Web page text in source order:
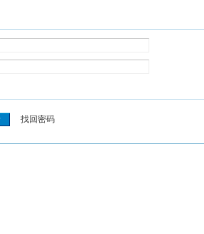
找回密码